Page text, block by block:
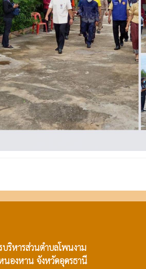
บริหารส่วนตำบลโพนงาม
นองหาน จังหวัดอุดรธานี